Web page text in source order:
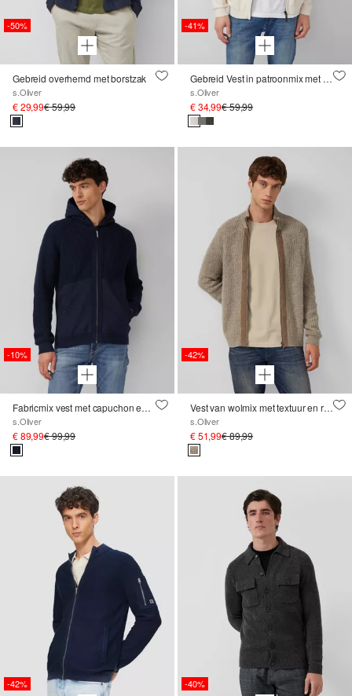
-50%
Gebreid overhemd met borstzak
s.Oliver
€ 29,99€ 59,99
-41%
Gebreid Vest in patroonmix met troyer kraag
s.Oliver
€ 34,99€ 59,99
-10%
Fabricmix vest met capuchon en sportieve details
s.Oliver
€ 89,99€ 99,99
-42%
Vest van wolmix met textuur en ribfluwelen details
s.Oliver
€ 51,99€ 89,99
-42% -40%